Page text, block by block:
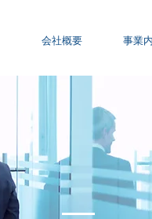
会社概要 事業